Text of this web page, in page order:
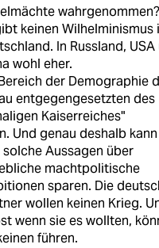
wahrgenommen?
keinen Wilhelminismus
In Russland, USA
wohl eher.
der Demographie
entgegengesetzten des
Kaiserreiches"
Und genau deshalb
solche Aussagen über
machtpolitische
sparen. Die
wollen keinen Krieg.
wenn sie es wollten,
führen.